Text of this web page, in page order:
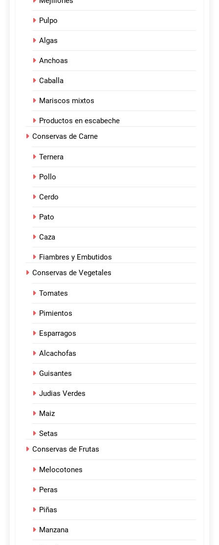
Pulpo
Algas
Anchoas
Caballa
Mariscos mixtos
Productos en escabeche
Conservas de Carne
Ternera
Pollo
Cerdo
Pato
Caza
Fiambres y Embutidos
Conservas de Vegetales
Tomates
Pimientos
Esparragos
Alcachofas
Guisantes
Judias Verdes
Maiz
Setas
Conservas de Frutas
Melocotones
Peras
Piñas
Manzana